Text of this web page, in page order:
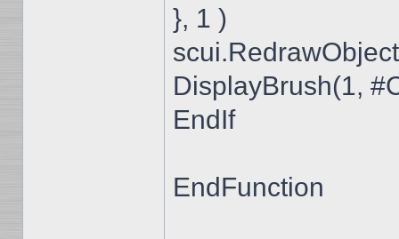
}, 1 )
DisplayBrush(1,
EndIf
EndFunction